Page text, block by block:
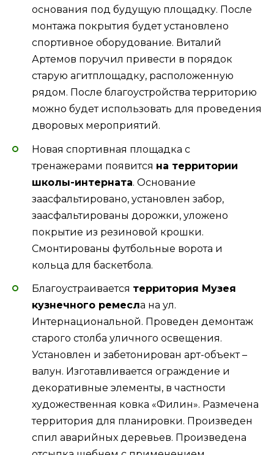
основания под будущую площадку. После
монтажа покрытия будет установлено
спортивное оборудование. Виталий
Артемов поручил привести в порядок
старую агитплощадку, расположенную
рядом. После благоустройства территорию
можно будет использовать для проведения
дворовых мероприятий.
Новая спортивная площадка с
тренажерами появится на территории
школы-интерната. Основание
заасфальтировано, установлен забор,
заасфальтированы дорожки, уложено
покрытие из резиновой крошки.
Смонтированы футбольные ворота и
кольца для баскетбола.
Благоустраивается территория Музея
кузнечного ремесла на ул.
Интернациональной. Проведен демонтаж
старого столба уличного освещения.
Установлен и забетонирован арт-объект –
валун. Изготавливается ограждение и
декоративные элементы, в частности
художественная ковка «Филин». Размечена
территория для планировки. Произведен
спил аварийных деревьев. Произведена